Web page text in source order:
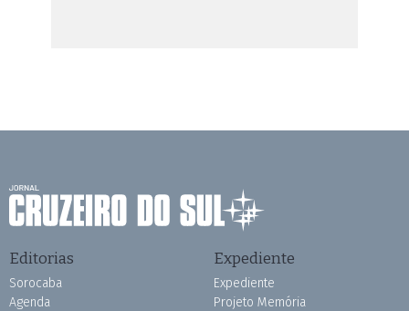
Editorias
Sorocaba
Agenda
Expediente
Expediente
Projeto Memória